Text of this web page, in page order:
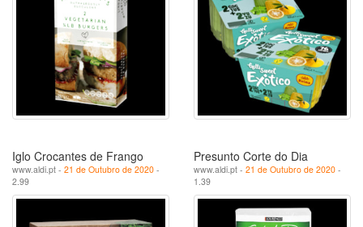
Iglo Crocantes de Frango
www.aldi.pt - 21 de Outubro de 2020 -
2.99
Presunto Corte do Dia
www.aldi.pt - 21 de Outubro de 2020 -
1.39